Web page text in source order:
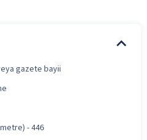
gazete bayii
- 446